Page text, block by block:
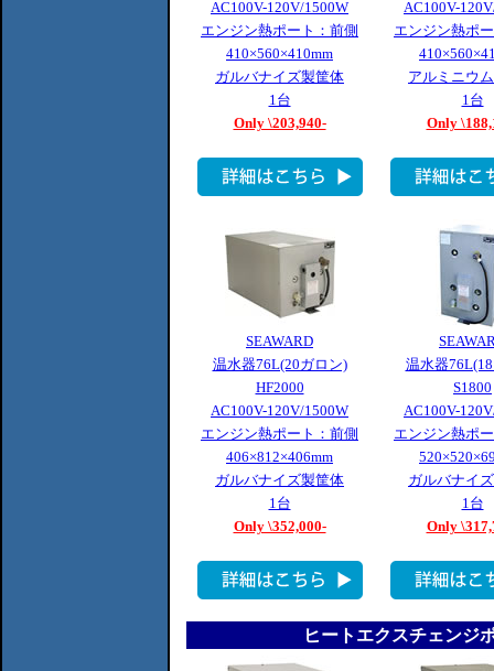
AC100V-120V/1500W
エンジン熱ポート：前側
410×560×410mm
ガルバナイズ製筐体
1台
Only \203,940-
AC100V-
エンジン熱ポ
アルミニウ
1台
Only
SEAWARD
温水器76L(20ガロン)
HF2000
AC100V-120V/1500W
エンジン熱ポート：前側
406×812×406mm
ガルバナイズ製筐体
1台
Only \352,000-
温水器
S1800
AC100V-
エンジン熱ポ
ガルバナイ
1台
Only
ヒートエクスチェンジ